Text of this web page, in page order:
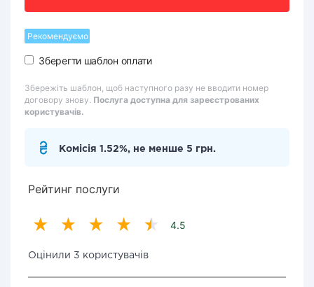
Рекомендуємо
Зберегти шаблон оплати
Збережіть шаблон, щоб наступного разу не вводити номер
договору знову. Послуга доступна для зареєстрованих
користувачів.
Комісія 1.52%, не менше 5 грн.
Рейтинг послуги
4.5
Оцінили 3 користувачів